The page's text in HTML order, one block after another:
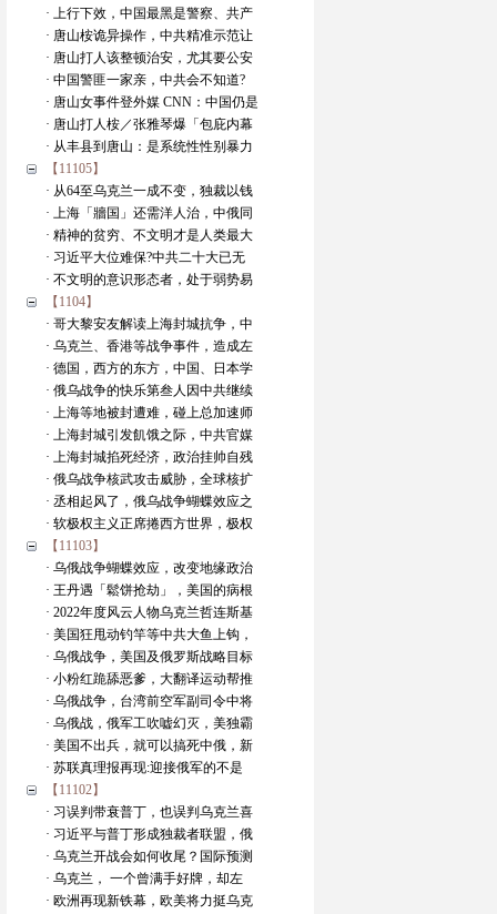
· 上行下效，中国最黑是警察、共产
· 唐山桉诡异操作，中共精准示范让
· 唐山打人该整顿治安，尤其要公安
· 中国警匪一家亲，中共会不知道?
· 唐山女事件登外媒 CNN：中国仍是
· 唐山打人桉／张雅琴爆「包庇内幕
· 从丰县到唐山：是系统性性别暴力
【11105】
· 从64至乌克兰一成不变，独裁以钱
· 上海「牆国」还需洋人治，中俄同
· 精神的贫穷、不文明才是人类最大
· 习近平大位难保?中共二十大已无
· 不文明的意识形态者，处于弱势易
【1104】
· 哥大黎安友解读上海封城抗争，中
· 乌克兰、香港等战争事件，造成左
· 德国，西方的东方，中国、日本学
· 俄乌战争的快乐第叁人因中共继续
· 上海等地被封遭难，碰上总加速师
· 上海封城引发飢饿之际，中共官媒
· 上海封城掐死经济，政治挂帅自残
· 俄乌战争核武攻击威胁，全球核扩
· 丞相起风了，俄乌战争蝴蝶效应之
· 软极权主义正席捲西方世界，极权
【11103】
· 乌俄战争蝴蝶效应，改变地缘政治
· 王丹遇「鬆饼抢劫」，美国的病根
· 2022年度风云人物乌克兰哲连斯基
· 美国狂甩动钓竿等中共大鱼上钩，
· 乌俄战争，美国及俄罗斯战略目标
· 小粉红跪舔恶爹，大翻译运动帮推
· 乌俄战争，台湾前空军副司令中将
· 乌俄战，俄军工吹嘘幻灭，美独霸
· 美国不出兵，就可以搞死中俄，新
· 苏联真理报再现:迎接俄军的不是
【11102】
· 习误判带衰普丁，也误判乌克兰喜
· 习近平与普丁形成独裁者联盟，俄
· 乌克兰开战会如何收尾？国际预测
· 乌克兰， 一个曾满手好牌，却左
· 欧洲再现新铁幕，欧美将力挺乌克